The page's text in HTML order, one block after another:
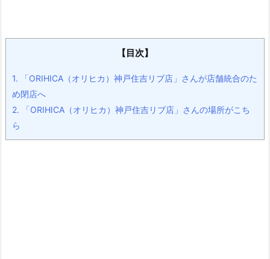
【目次】
1. 「ORIHICA（オリヒカ）神戸住吉リブ店」さんが店舗統合のた
め閉店へ
2. 「ORIHICA（オリヒカ）神戸住吉リブ店」さんの場所がこち
ら